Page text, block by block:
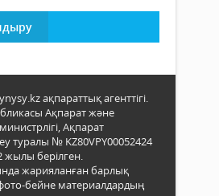
ақпараттық агенттігі.
Ақпарат және
Ақпарат
туралы № KZ80VPY00052424
жылы берілген.
жарияланған барлық
бейне материалдардың